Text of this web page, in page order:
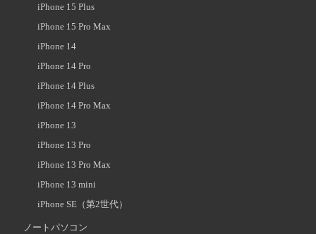
iPhone 15 Plus
iPhone 15 Pro Max
iPhone 14
iPhone 14 Pro
iPhone 14 Plus
iPhone 14 Pro Max
iPhone 13
iPhone 13 Pro
iPhone 13 Pro Max
iPhone 13 mini
iPhone SE（第2世代）
ノートパソコン